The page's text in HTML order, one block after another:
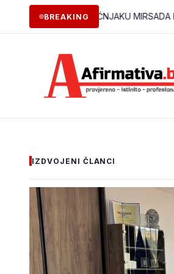
BREAKING
U VOĆNJAKU MIRSADA DURMIĆA•
IZDVOJENI ČLANCI